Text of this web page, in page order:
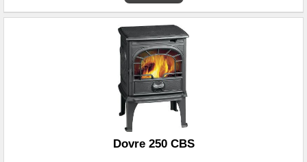
Forbrenningssystem: Luftkammer med sekundærforbrenning
Oppvarmingsareal: Takhøyde 2,4 m, beregn 60-80 W pr m2
Forberedt for friskluft: Ja Askeskuff: Nei Mulighet for stålskorstein:
Dovre 250 CBS